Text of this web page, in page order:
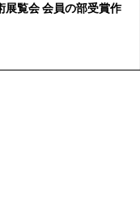
展覧会 会員の部受賞作